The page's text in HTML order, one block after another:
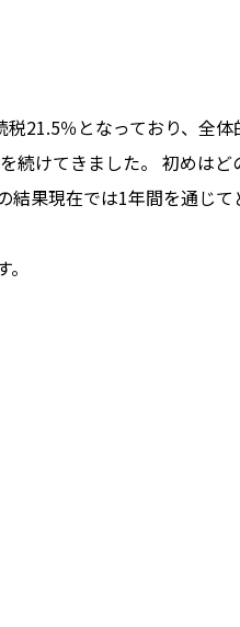
21.5％となっており、全体
続けてきました。 初めはど
結果現在では1年間を通じて